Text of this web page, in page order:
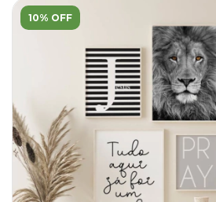
10% OFF